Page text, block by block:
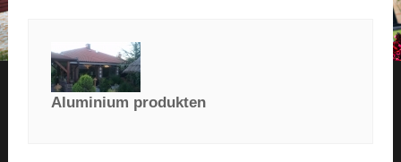
Aluminium produkten